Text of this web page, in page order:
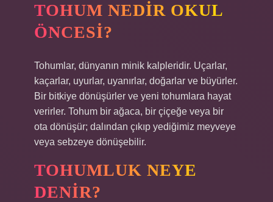
TOHUM NEDIR OKUL
ÖNCESI?
Tohumlar, dünyanın minik kalpleridir. Uçarlar,
kaçarlar, uyurlar, uyanırlar, doğarlar ve büyürler.
Bir bitkiye dönüşürler ve yeni tohumlara hayat
verirler. Tohum bir ağaca, bir çiçeğe veya bir
ota dönüşür; dalından çıkıp yediğimiz meyveye
veya sebzeye dönüşebilir.
TOHUMLUK NEYE
DENIR?